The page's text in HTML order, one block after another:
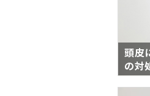
頭皮
の対